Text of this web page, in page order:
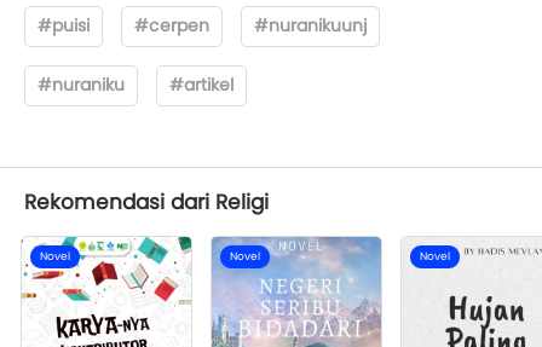
#puisi #cerpen #nuranikuunj
#nuraniku #artikel
Rekomendasi dari Religi
Novel Novel Novel